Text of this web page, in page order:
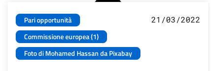
Pari opportunità
Commissione europea (1)
Foto di Mohamed Hassan da Pixabay
21/03/2022